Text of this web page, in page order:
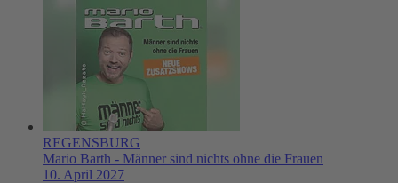
REGENSBURG
Mario Barth - Männer sind nichts ohne die Frauen
10. April 2027